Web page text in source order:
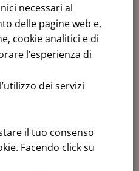
14
interamente versato
necessari al
delle pagine web e,
cookie analitici e di
l’esperienza di
dei servizi
il tuo consenso
Facendo click su